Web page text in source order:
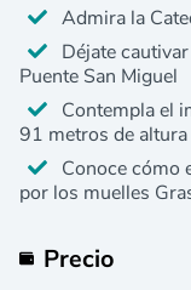
Admira la
Déjate
Puente San Miguel
Contempla el
91 metros de altura
Conoce cómo
por los muelles
Precio